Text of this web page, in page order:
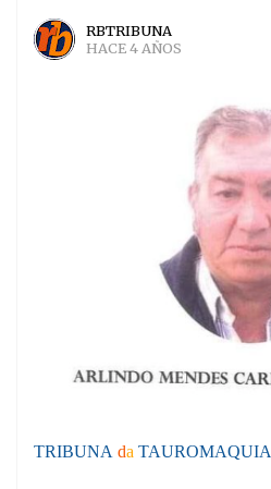
RBTRIBUNA
HACE 4 AÑOS
TRIBUNA da TAUROMAQUIA